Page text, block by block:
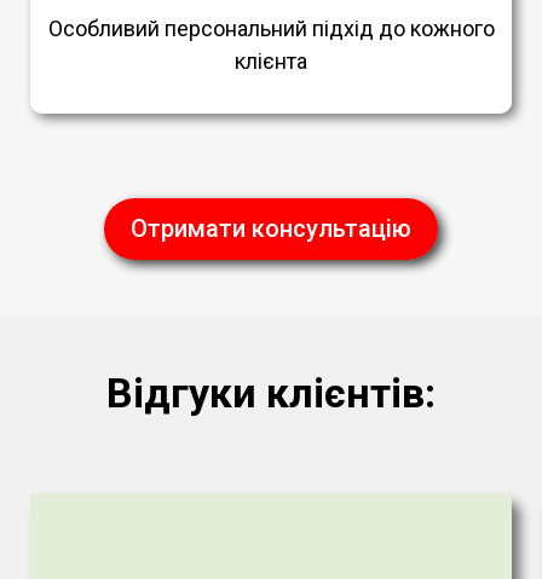
Особливий персональний підхід до кожного
клієнта
Отримати консультацію
Відгуки клієнтів: